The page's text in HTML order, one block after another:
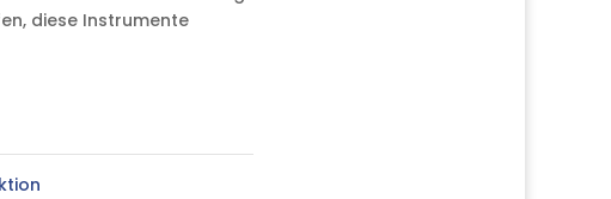
diese Instrumente